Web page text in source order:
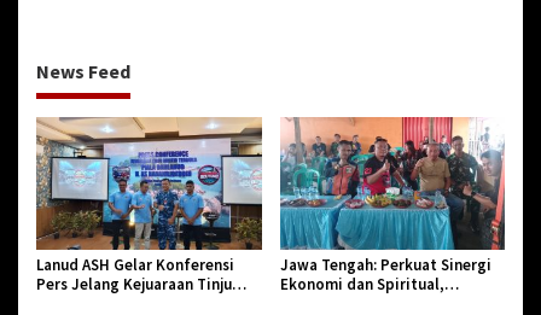
News Feed
Lanud ASH Gelar Konferensi
Pers Jelang Kejuaraan Tinju
Jawa Tengah: Perkuat Sinergi
Ekonomi dan Spiritual,